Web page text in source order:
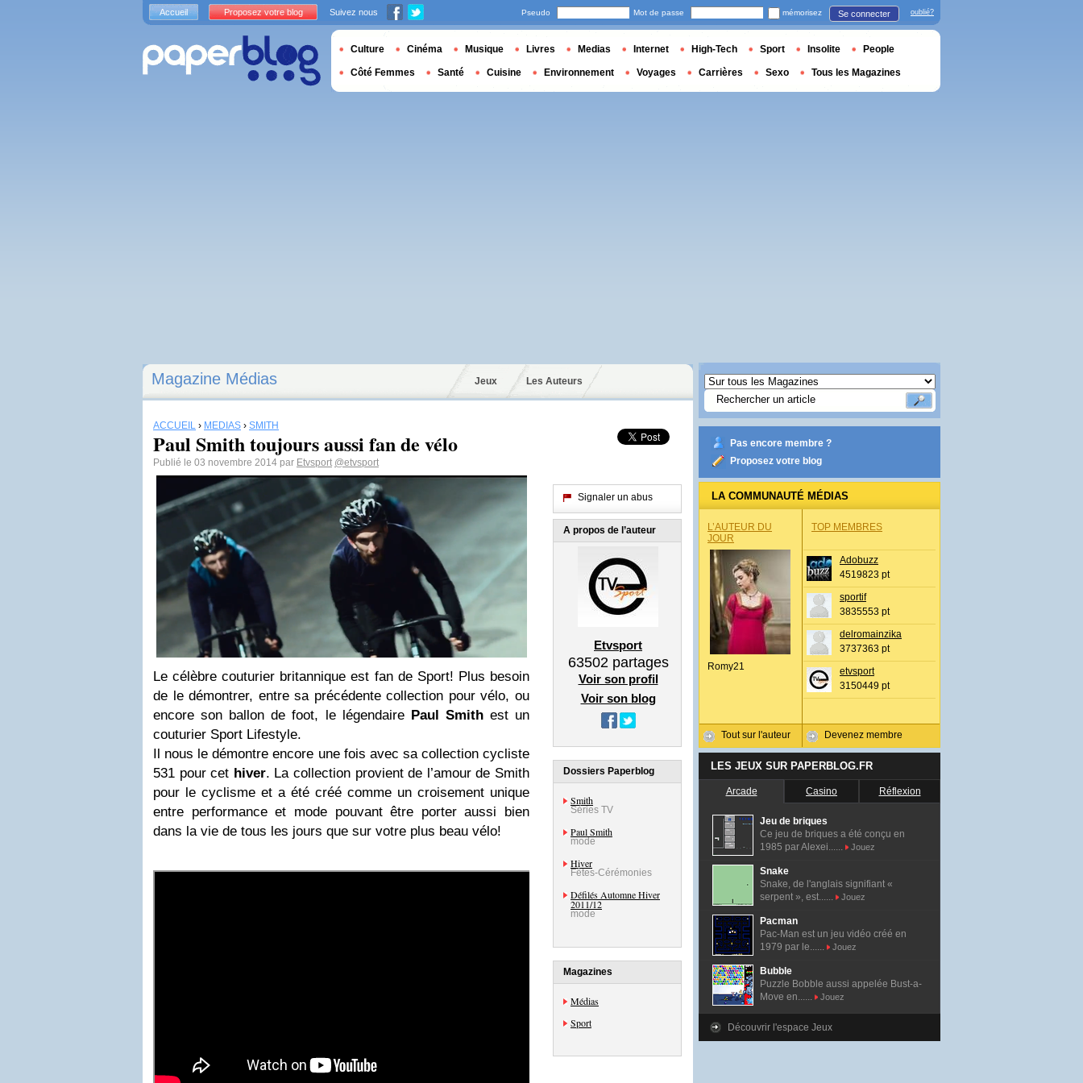
Magazine Médias Jeux Les Auteurs
ACCUEIL › MÉDIAS › SMITH
Paul Smith toujours aussi fan de vélo
Publié le 03 novembre 2014 par Etvsport @etvsport
Le célèbre couturier britannique est fan de Sport! Plus besoin
de le démontrer, entre sa précédente collection pour vélo, ou
encore son ballon de foot, le légendaire Paul Smithest un
couturier Sport Lifestyle.
Il nous le démontre encore une fois avec sa collection cycliste
531 pour cet hiver. La collection provient de l’amour de Smith
pour le cyclisme et a été créé comme un croisement unique
entre performance et mode pouvant être porter aussi bien
dans la vie de tous les jours que sur votre plus beau vélo!
Signaler un abus
A propos de l’auteur
Etvsport
63502partages
Voir son profil
Voir son blog
Dossiers Paperblog
Smith
Séries TV
Paul Smith
mode
Hiver
Fêtes-Cérémonies
Défilés Automne Hiver
2011/12
mode
Magazines
Médias
Sport
Pas encore membre ?
Proposez votre blog
LA COMMUNAUTÉ MÉDIAS
L’AUTEUR DU
JOUR
Romy21
Tout sur l'auteur
TOP MEMBRES
Adobuzz
4519823 pt
sportif
3835553 pt
delromainzika
3737363 pt
etvsport
3150449 pt
Devenez membre
LES JEUX SUR PAPERBLOG.FR
Arcade Casino Réflexion
Jeu de briques
Ce jeu de briques a été conçu en
1985 par Alexei......
Jouez
Snake
Snake, de l'anglais signifiant «
serpent », est......
Jouez
Pacman
Pac-Man est un jeu vidéo créé en
1979 par le......
Jouez
Bubble
Puzzle Bobble aussi appelée Bust-a-
Move en......
Jouez
Découvrir l'espace Jeux
Accueil Proposez votre blog Suivez nous Pseudo Mot de passe mémorisez Se connecter oublié?
Culture Cinéma Musique Livres Medias Internet High-Tech Sport Insolite People
Côté Femmes Santé Cuisine Environnement Voyages Carrières Sexo Tous les Magazines